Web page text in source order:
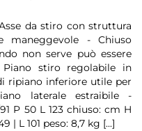
da stiro con struttura
maneggevole - Chiuso
non serve può essere
stiro regolabile in
ripiano inferiore utile per
laterale estraibile -
P 50 L 123 chiuso: cm H
| L 101 peso: 8,7 kg [...]